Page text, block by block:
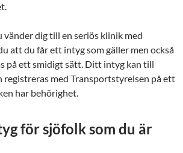
vänder dig till en seriös klinik med
att du får ett intyg som gäller men också
på ett smidigt sätt. Ditt intyg kan till
registreras med Transportstyrelsen på ett
har behörighet.
för sjöfolk som du är